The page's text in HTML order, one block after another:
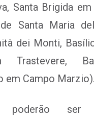
Santa Brigida em
Santa Maria
dei Monti,
Trastevere,
em Campo Marzio).
ser